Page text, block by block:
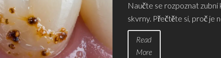
Naučte se rozpoznat zubní
skvrny. Přečtěte si, proč je
Read
More